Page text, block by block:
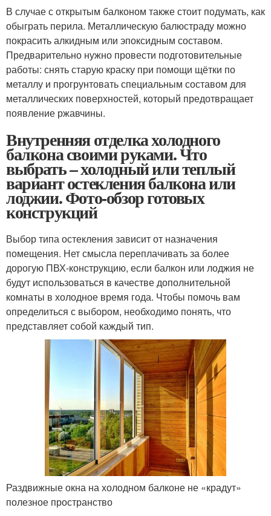
В случае с открытым балконом также стоит подумать, как
обыграть перила. Металлическую балюстраду можно
покрасить алкидным или эпоксидным составом.
Предварительно нужно провести подготовительные
работы: снять старую краску при помощи щётки по
металлу и прогрунтовать специальным составом для
металлических поверхностей, который предотвращает
появление ржавчины.
Внутренняя отделка холодного
балкона своими руками. Что
выбрать – холодный или теплый
вариант остекления балкона или
лоджии. Фото-обзор готовых
конструкций
Выбор типа остекления зависит от назначения
помещения. Нет смысла переплачивать за более
дорогую ПВХ-конструкцию, если балкон или лоджия не
будут использоваться в качестве дополнительной
комнаты в холодное время года. Чтобы помочь вам
определиться с выбором, необходимо понять, что
представляет собой каждый тип.
Раздвижные окна на холодном балконе не «крадут»
полезное пространство